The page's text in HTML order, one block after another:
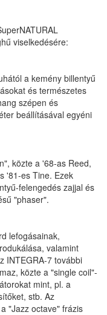
viselkedésére:
a kemény billentyű
és természetes
szépen és
beállításával egyéni
közte a '68-as Reed,
'81-es Tine. Ezek
felengedés zajjal és
"phaser".
lefogásainak,
valamint
INTEGRA-7 további
közte a "single coil"-
mint, pl. a
stb. Az
"Jazz octave" frázis